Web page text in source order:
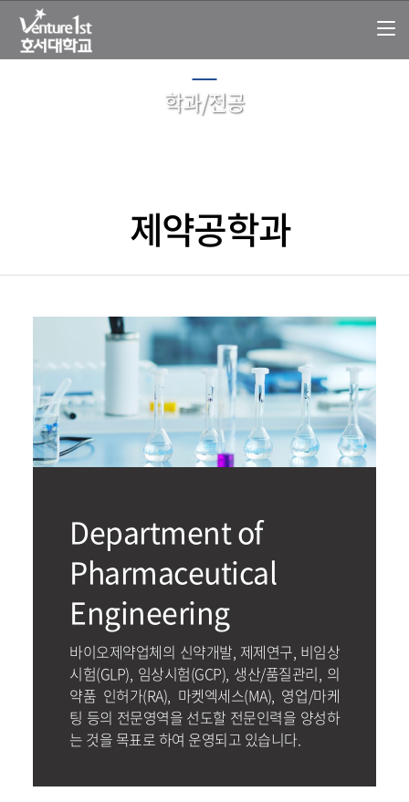
학과/전공
제약공학과
Department of
Pharmaceutical
Engineering
바이오제약업체의 신약개발, 제제연구, 비임상
시험(GLP), 임상시험(GCP), 생산/품질관리, 의
약품 인허가(RA), 마켓엑세스(MA), 영업/마케
팅 등의 전문영역을 선도할 전문인력을 양성하
는 것을 목표로 하여 운영되고 있습니다.